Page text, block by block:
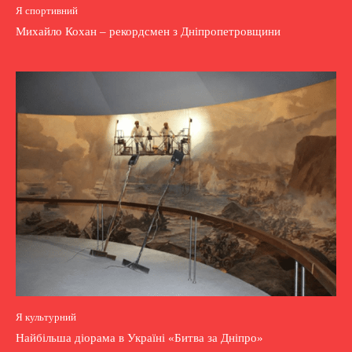
Я спортивний
Михайло Кохан – рекордсмен з Дніпропетровщини
Я культурний
Найбільша діорама в Україні «Битва за Дніпро»